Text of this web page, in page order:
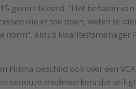
gecertificeerd. “Het behalen
die er toe doen, weten te
norm”, aldus kwaliteitsmanager
Hitma beschikt ook over een
serieuze medewerkers die